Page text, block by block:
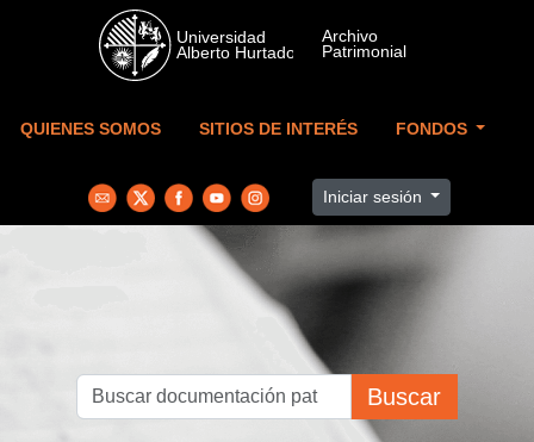
Skip to main content
QUIENES SOMOS SITIOS DE INTERÉS FONDOS
Iniciar sesión
Buscar